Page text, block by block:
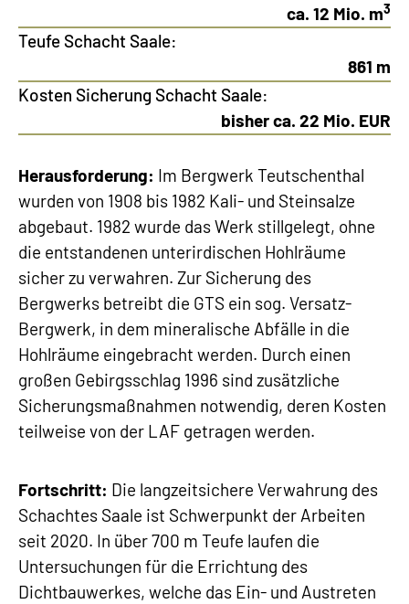
ca. 12 Mio. m3
Teufe Schacht Saale:
861 m
Kosten Sicherung Schacht Saale:
bisher ca. 22 Mio. EUR
Herausforderung: Im Bergwerk Teutschenthal
wurden von 1908 bis 1982 Kali- und Steinsalze
abgebaut. 1982 wurde das Werk stillgelegt, ohne
die entstandenen unterirdischen Hohlräume
sicher zu verwahren. Zur Sicherung des
Bergwerks betreibt die GTS ein sog. Versatz-
Bergwerk, in dem mineralische Abfälle in die
Hohlräume eingebracht werden. Durch einen
großen Gebirgsschlag 1996 sind zusätzliche
Sicherungsmaßnahmen notwendig, deren Kosten
teilweise von der LAF getragen werden.
Fortschritt: Die langzeitsichere Verwahrung des
Schachtes Saale ist Schwerpunkt der Arbeiten
seit 2020. In über 700 m Teufe laufen die
Untersuchungen für die Errichtung des
Dichtbauwerkes, welche das Ein- und Austreten